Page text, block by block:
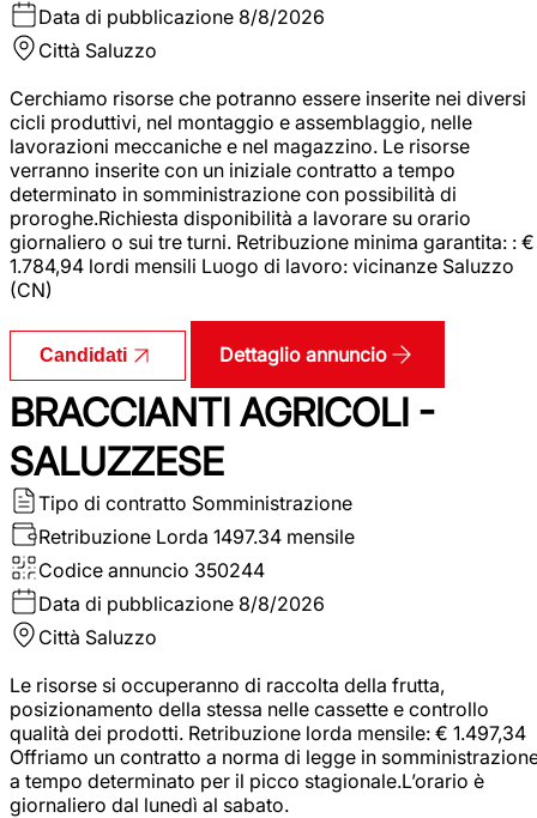
Data di pubblicazione 8/8/2026
Città Saluzzo
Cerchiamo risorse che potranno essere inserite nei diversi
cicli produttivi, nel montaggio e assemblaggio, nelle
lavorazioni meccaniche e nel magazzino. Le risorse
verranno inserite con un iniziale contratto a tempo
determinato in somministrazione con possibilità di
proroghe.Richiesta disponibilità a lavorare su orario
giornaliero o sui tre turni. Retribuzione minima garantita: : €
1.784,94 lordi mensili Luogo di lavoro: vicinanze Saluzzo
(CN)
Candidati Dettaglio annuncio
BRACCIANTI AGRICOLI -
SALUZZESE
Tipo di contratto Somministrazione
Retribuzione Lorda 1497.34 mensile
Codice annuncio 350244
Data di pubblicazione 8/8/2026
Città Saluzzo
Le risorse si occuperanno di raccolta della frutta,
posizionamento della stessa nelle cassette e controllo
qualità dei prodotti. Retribuzione lorda mensile: € 1.497,34
Offriamo un contratto a norma di legge in
a tempo determinato per il picco stagionale.L’orario è
giornaliero dal lunedì al sabato.